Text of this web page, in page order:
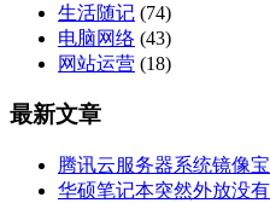
生活随记 (74)
电脑网络 (43)
网站运营 (18)
最新文章
腾讯云服务器系统镜像
华硕笔记本突然外放没